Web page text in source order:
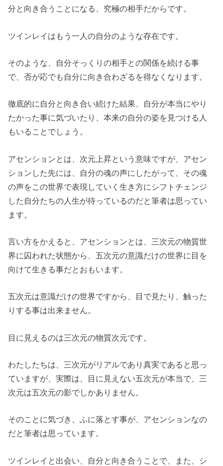
分と向き合うことになる、究極の相手だからです。
ツインレイはもう一人の自分のような存在です。
そのような、自分そっくりの相手との関係を続ける事
で、否が応でも自分に向き合わざるを得なくなります。
徹底的に自分と向き合い続けた結果、自分が本当にやり
たかった事に気づいたり、本来の自分の姿を見つける人
もいることでしょう。
アセンションとは、次元上昇という意味ですが、アセン
ションした先には、自分の魂の声にしたがって、その魂
の声をこの世界で表現していく生き方にシフトチェンジ
した自分たちの人生が待っているのだと筆者は思ってい
ます。
言い方をかえると、アセンションとは、三次元の物質世
界に囚われた状態から、五次元の意識だけの世界に目を
向けて生きる事だとおもいます。
五次元は意識だけの世界ですから、目で見たり、触った
りする事は出来ません。
目に見えるのは三次元の物質次元です。
わたしたちは、三次元がリアルであり真実であると思っ
ていますが、実際は、目に見えない五次元が本当で、三
次元は五次元の影でしかありません。
そのことに気づき、ふに落とす事が、アセンションなの
だと筆者は思っています。
ツインレイと出会い、自分と向き合うことで、また、シ